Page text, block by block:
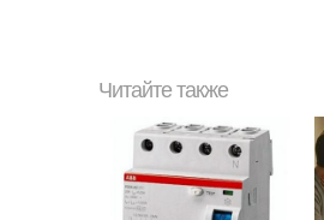
Читайте также